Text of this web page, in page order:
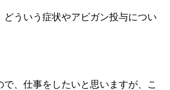
どういう症状やアビガン投与につい
、仕事をしたいと思いますが、こ